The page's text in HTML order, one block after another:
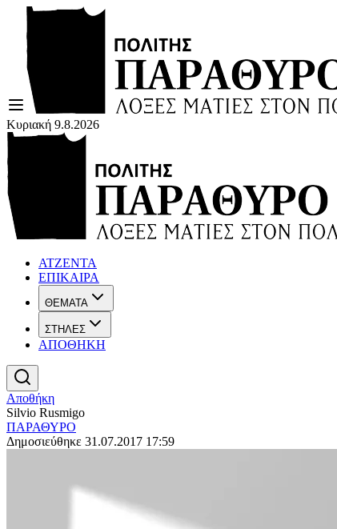
Κυριακή 9.8.2026
ΑΤΖΕΝΤΑ
ΕΠΙΚΑΙΡΑ
ΘΕΜΑΤΑ
ΣΤΗΛΕΣ
ΑΠΟΘΗΚΗ
Αποθήκη
Silvio Rusmigo
ΠΑΡΑΘΥΡΟ
Δημοσιεύθηκε 31.07.2017 17:59